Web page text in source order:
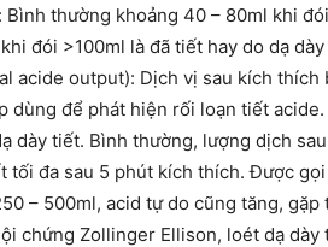
thường khoảng 40 – 80ml khi
đói >100ml là đã tiết hay do dạ
acide output): Dịch vị sau kích
dùng để phát hiện rối loạn tiết
dày tiết. Bình thường, lượng dịch
tối đa sau 5 phút kích thích. Được
– 500ml, acid tự do cũng tăng,
chứng Zollinger Ellison, loét dạ dày